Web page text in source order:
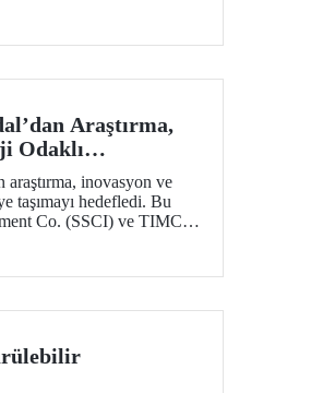
Araştırma,
Odaklı
Çin Ziyareti
inovasyon ve
taşımayı hedefledi. Bu
Co. (SSCI) ve TIMC